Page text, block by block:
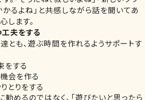
るよね」と共感しながら話を聞いてあ
します。
夫をする
とも、遊ぶ時間を作れるようサポートす
をする
会を作る
とりをする
勧めるのではなく、「遊びたいと思ったら